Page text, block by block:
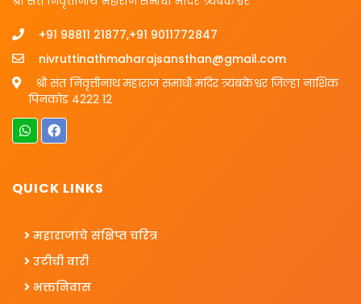
+91 98811 21877,+91 9011772847
nivruttinathmaharajsansthan@gmail.com
श्री संत निवृत्तीनाथ महाराज समाधी मंदिर त्र्यंबकेश्वर जिल्हा नाशिक
पिनकोड 4222 12
QUICK LINKS
महाराजांचे संक्षिप्त चरित्र
उटीची वारी
भक्तनिवास